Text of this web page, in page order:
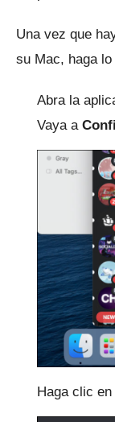
Una vez que
su Mac, haga
Abra la
Vaya a
Haga clic en